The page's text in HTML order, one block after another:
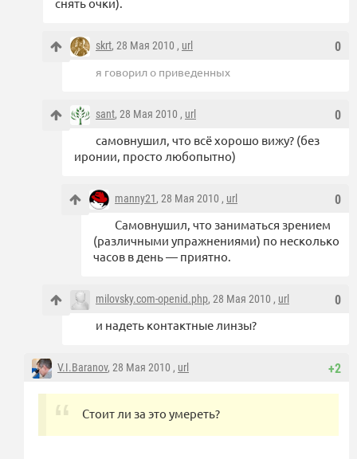
0
skrt, 28 Мая 2010 , url
я говорил о приведенных
0
sant, 28 Мая 2010 , url
самовнушил, что всё хорошо вижу? (без
иронии, просто любопытно)
0
manny21, 28 Мая 2010 , url
Самовнушил, что заниматься зрением
(различными упражнениями) по несколько
часов в день — приятно.
0
milovsky.com-openid.php, 28 Мая 2010 , url
и надеть контактные линзы?
+2
V.I.Baranov, 28 Мая 2010 , url
Стоит ли за это умереть?